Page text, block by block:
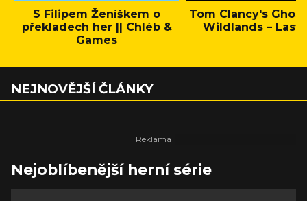
S Filipem Ženíškem o
překladech her || Chléb &
Games
Tom Clancy's
Wildlands – Last
NEJNOVĚJŠÍ ČLÁNKY
Nejoblíbenější herní série